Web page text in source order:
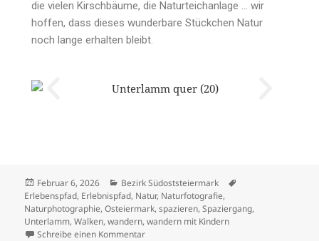
die vielen Kirschbäume, die Naturteichanlage … wir
hoffen, dass dieses wunderbare Stückchen Natur
noch lange erhalten bleibt.
Februar 6, 2026
Bezirk Südoststeiermark
Erlebenspfad, Erlebnispfad, Natur, Naturfotografie,
Naturphotographie,Osteiermark,spazieren,Spaziergang,
Unterlamm,Walken,wandern,wandern mit Kindern
Schreibe einen Kommentar